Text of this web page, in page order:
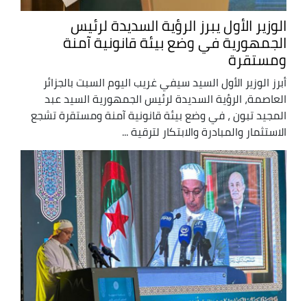
الوزير الأول يبرز الرؤية السديدة لرئيس
الجمهورية في وضع بيئة قانونية آمنة
ومستقرة
أبرز الوزير الأول السيد سيفي غريب اليوم السبت بالجزائر
العاصمة، الرؤية السديدة لرئيس الجمهورية السيد عبد
المجيد تبون ، في وضع بيئة قانونية آمنة ومستقرة تشجع
الاستثمار والمبادرة والابتكار لترقية ...